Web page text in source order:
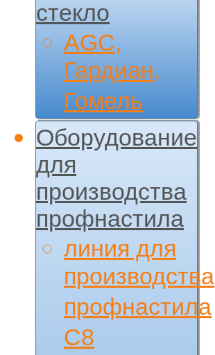
стекло
AGC,
Гардиан,
Гомель
Оборудование
для
производства
профнастила
линия для
производства
профнастила
С8